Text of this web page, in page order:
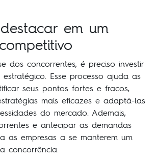
em um
dos concorrentes, é preciso investir
Esse processo ajuda as
seus pontos fortes e fracos,
mais eficazes e adaptá-las
do mercado. Ademais,
e antecipar as demandas
as empresas a se manterem um
concorrência.